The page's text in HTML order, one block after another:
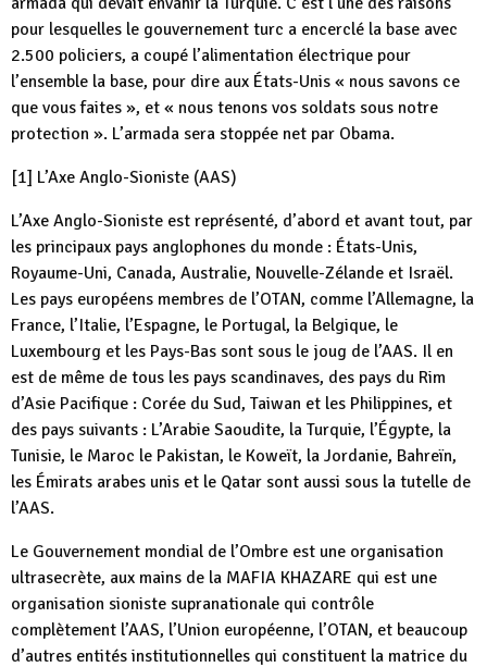
pour lesquelles le gouvernement turc a encerclé la base avec
2.500 policiers, a coupé l’alimentation électrique pour
l’ensemble la base, pour dire aux États-Unis « nous savons ce
que vous faites », et « nous tenons vos soldats sous notre
protection ». L’armada sera stoppée net par Obama.
[1] L’Axe Anglo-Sioniste (AAS)
L’Axe Anglo-Sioniste est représenté, d’abord et avant tout, par
les principaux pays anglophones du monde : États-Unis,
Royaume-Uni, Canada, Australie, Nouvelle-Zélande et Israël.
Les pays européens membres de l’OTAN, comme l’Allemagne, la
France, l’Italie, l’Espagne, le Portugal, la Belgique, le
Luxembourg et les Pays-Bas sont sous le joug de l’AAS. Il en
est de même de tous les pays scandinaves, des pays du Rim
d’Asie Pacifique : Corée du Sud, Taiwan et les Philippines, et
des pays suivants : L’Arabie Saoudite, la Turquie, l’Égypte, la
Tunisie, le Maroc le Pakistan, le Koweït, la Jordanie, Bahreïn,
les Émirats arabes unis et le Qatar sont aussi sous la tutelle de
l’AAS.
Le Gouvernement mondial de l’Ombre est une organisation
ultrasecrète, aux mains de la MAFIA KHAZARE qui est une
organisation sioniste supranationale qui contrôle
complètement l’AAS, l’Union européenne, l’OTAN, et beaucoup
d’autres entités institutionnelles qui constituent la matrice du